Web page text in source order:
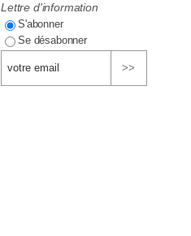
Lettre d'information
S'abonner
Se désabonner